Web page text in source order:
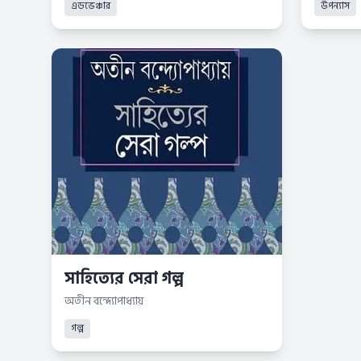
এডভেঞ্চার উপন্যাস
সাহিত্যের সেরা গল্প
অতীন বন্দ্যোপাধ্যায়
গল্প